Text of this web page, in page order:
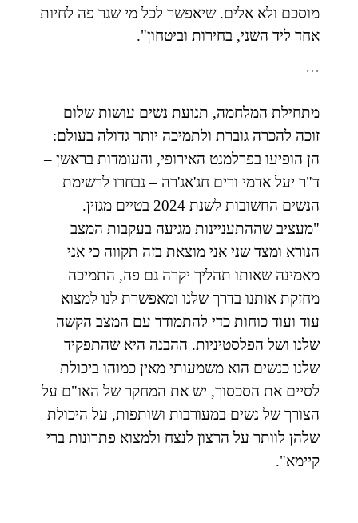
מוסכם ולא אלים. שיאפשר לכל מי שגר פה לחיות
אחד ליד השני, בחירות וביטחון".
…
מתחילת המלחמה, תנועת נשים עושות שלום
זוכה להכרה גוברת ולתמיכה יותר גדולה בעולם:
הן הופיעו בפרלמנט האירופי, והעומדות בראשן –
ד"ר יעל אדמי ורים חג'אג'רה – נבחרו לרשימת
הנשים החשובות לשנת 2024 בטיים מגזין.
"מעציב שההתעניינות מגיעה בעקבות המצב
הנורא ומצד שני אני מוצאת בזה תקווה כי אני
מאמינה שאותו תהליך יקרה גם פה, התמיכה
מחזקת אותנו בדרך שלנו ומאפשרת לנו למצוא
עוד ועוד כוחות כדי להתמודד עם המצב הקשה
שלנו ושל הפלסטיניות. ההבנה היא שהתפקיד
שלנו כנשים הוא משמעותי מאין כמוהו ביכולת
לסיים את הסכסוך, יש את המחקר של האו"ם על
הצורך של נשים במעורבות ושותפות, על היכולת
שלהן לוותר על הרצון לנצח ולמצוא פתרונות ברי
קיימא".